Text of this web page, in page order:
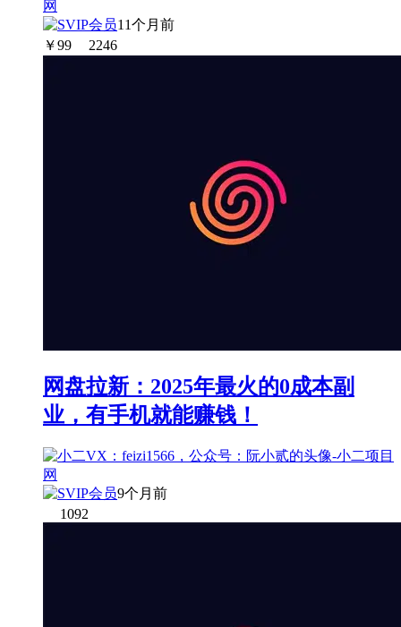
11个月前
￥99 2246
网盘拉新：2025年最火的0成本副
业，有手机就能赚钱！
9个月前
1092